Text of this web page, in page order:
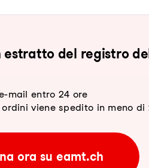
estratto del registro
mail entro 24 ore
viene spedito in meno
ora su eamt.ch